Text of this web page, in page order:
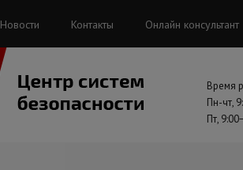
Новости Контакты Онлайн консультант
Время
Пн-чт,
Пт,